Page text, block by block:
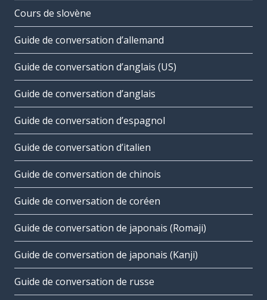
Cours de slovène
Guide de conversation d’allemand
Guide de conversation d’anglais (US)
Guide de conversation d’anglais
Guide de conversation d’espagnol
Guide de conversation d’italien
Guide de conversation de chinois
Guide de conversation de coréen
Guide de conversation de japonais (Romaji)
Guide de conversation de japonais (Kanji)
Guide de conversation de russe